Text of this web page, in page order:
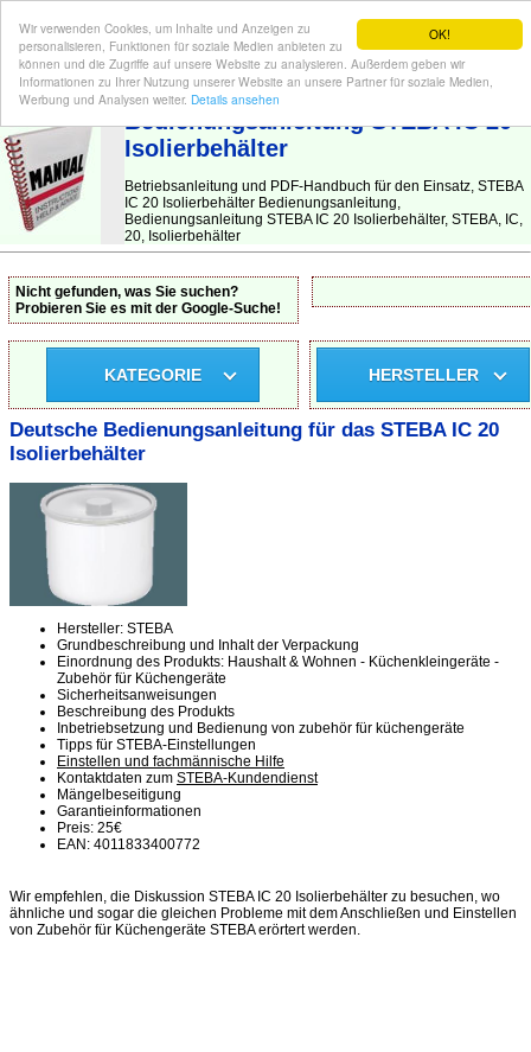
OK!
Wir verwenden Cookies, um Inhalte und Anzeigen zu
personalisieren, Funktionen für soziale Medien anbieten zu
können und die Zugriffe auf unsere Website zu analysieren. Außerdem geben wir
Informationen zu Ihrer Nutzung unserer Website an unsere Partner für soziale Medien,
Werbung und Analysen weiter. Details ansehen
BEDIENUNGSANLEITUNG| Hier finden Sie die deutsche Anleitung!
Bedienungsanleitung STEBA IC 20
Isolierbehälter
Betriebsanleitung und PDF-Handbuch für den Einsatz, STEBA
IC 20 Isolierbehälter Bedienungsanleitung,
Bedienungsanleitung STEBA IC 20 Isolierbehälter, STEBA, IC,
20, Isolierbehälter
Nicht gefunden, was Sie suchen?
Probieren Sie es mit der Google-Suche!
KATEGORIE HERSTELLER
Deutsche Bedienungsanleitung für das STEBA IC 20
Isolierbehälter
Hersteller: STEBA
Grundbeschreibung und Inhalt der Verpackung
Einordnung des Produkts: Haushalt & Wohnen - Küchenkleingeräte -
Zubehör für Küchengeräte
Sicherheitsanweisungen
Beschreibung des Produkts
Inbetriebsetzung und Bedienung von zubehör für küchengeräte
Tipps für STEBA-Einstellungen
Einstellen und fachmännische Hilfe
Kontaktdaten zum STEBA-Kundendienst
Mängelbeseitigung
Garantieinformationen
Preis: 25€
EAN: 4011833400772
Wir empfehlen, die Diskussion STEBA IC 20 Isolierbehälter zu besuchen, wo
ähnliche und sogar die gleichen Probleme mit dem Anschließen und Einstellen
von Zubehör für Küchengeräte STEBA erörtert werden.